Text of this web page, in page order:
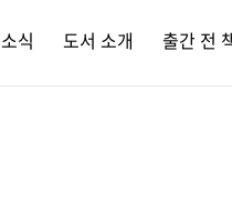
식 도서 소개 출간 전